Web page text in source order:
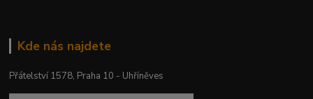
Kde nás najdete
Přátelství 1578, Praha 10 - Uhříněves